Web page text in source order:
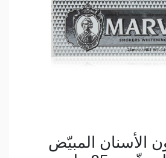
الأسنان المبيّض